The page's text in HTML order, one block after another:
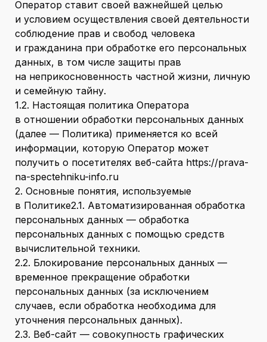
Оператор ставит своей важнейшей целью
и условием осуществления своей деятельности
соблюдение прав и свобод человека
и гражданина при обработке его персональных
данных, в том числе защиты прав
на неприкосновенность частной жизни, личную
и семейную тайну.
1.2. Настоящая политика Оператора
в отношении обработки персональных данных
(далее — Политика) применяется ко всей
информации, которую Оператор может
получить о посетителях веб-сайта https://prava-
na-spectehniku-info.ru
2. Основные понятия, используемые
в Политике2.1. Автоматизированная обработка
персональных данных — обработка
персональных данных с помощью средств
вычислительной техники.
2.2. Блокирование персональных данных —
временное прекращение обработки
персональных данных (за исключением
случаев, если обработка необходима для
уточнения персональных данных).
2.3. Веб-сайт — совокупность графических